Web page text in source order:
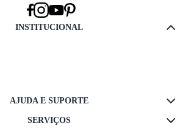
INSTITUCIONAL
AJUDA E SUPORTE
SERVIÇOS